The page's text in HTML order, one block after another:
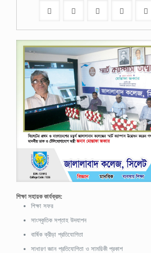
শিক্ষা সহায়ক কার্যক্রম:
শিক্ষা সফর
সাংস্কৃতিক সপ্তাহ উদযাপন
বার্ষিক ক্রীড়া প্রতিযোগিতা
সাধারণ জ্ঞান প্রতিযোগিতা ও সাময়িকী প্রকাশ